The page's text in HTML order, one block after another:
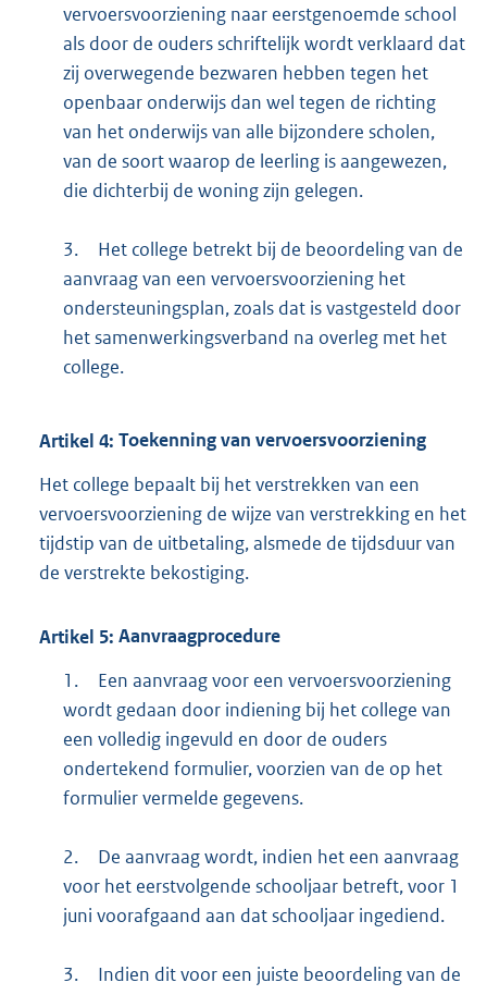
vervoersvoorziening naar eerstgenoemde school
als door de ouders schriftelijk wordt verklaard dat
zij overwegende bezwaren hebben tegen het
openbaar onderwijs dan wel tegen de richting
van het onderwijs van alle bijzondere scholen,
van de soort waarop de leerling is aangewezen,
die dichterbij de woning zijn gelegen.
3.
Het college betrekt bij de beoordeling van de
aanvraag van een vervoersvoorziening het
ondersteuningsplan, zoals dat is vastgesteld door
het samenwerkingsverband na overleg met het
college.
Artikel 4: Toekenning van vervoersvoorziening
Het college bepaalt bij het verstrekken van een
vervoersvoorziening de wijze van verstrekking en het
tijdstip van de uitbetaling, alsmede de tijdsduur van
de verstrekte bekostiging.
Artikel 5: Aanvraagprocedure
1.
Een aanvraag voor een vervoersvoorziening
wordt gedaan door indiening bij het college van
een volledig ingevuld en door de ouders
ondertekend formulier, voorzien van de op het
formulier vermelde gegevens.
2.
De aanvraag wordt, indien het een aanvraag
voor het eerstvolgende schooljaar betreft, voor 1
juni voorafgaand aan dat schooljaar ingediend.
3.
Indien dit voor een juiste beoordeling van de